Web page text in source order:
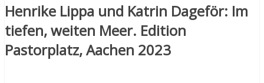
Henrike Lippa und Katrin Dageför: Im
tiefen, weiten Meer. Edition
Pastorplatz, Aachen 2023